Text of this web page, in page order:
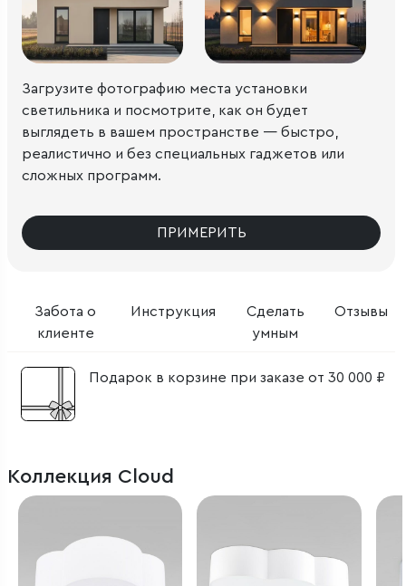
Забота о
клиенте
Инструкция
Сделать
умным
Отзывы
Подарок в корзине при заказе от 30 000 ₽
Загрузите фотографию места установки
светильника и посмотрите, как он будет
выглядеть в вашем пространстве — быстро,
реалистично и без специальных гаджетов или
сложных программ.
ПРИМЕРИТЬ
Коллекция Cloud